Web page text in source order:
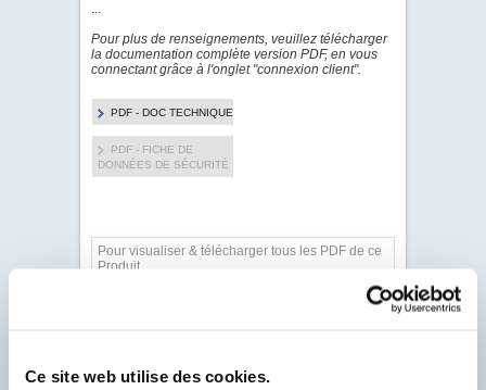
Ce site web utilise des cookies.
PDF - DOC TECHNIQUE
PDF - FICHE DE
DONNÉES DE SÉCURITÉ
Pour visualiser & télécharger tous les PDF de ce
Produit.
F
...
Pour plus de renseignements, veuillez télécharger
la documentation complète version PDF, en vous
connectant grâce à l'onglet "connexion client".